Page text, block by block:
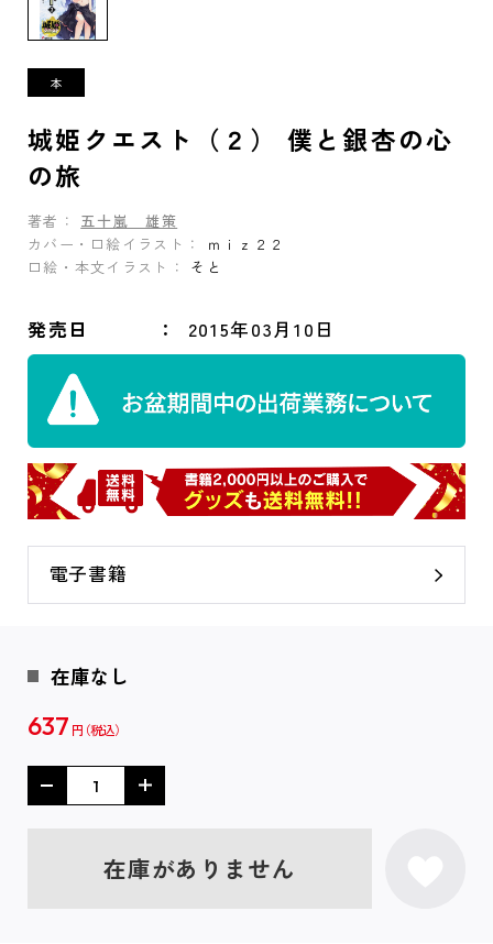
城姫クエスト（２） 僕と銀杏の心
の旅
著者：
五十嵐 雄策
カバー・口絵イラスト：
ｍｉｚ２２
口絵・本文イラスト：
そと
発売日 2015年03月10日
電子書籍
在庫なし
637 円
在庫がありません